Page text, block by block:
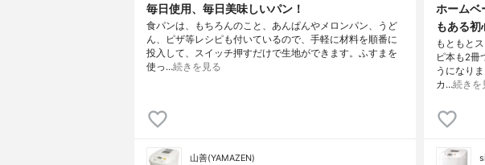
毎日使用、毎日美味しいパン！
食パンは、もちろんのこと、あんぱんやメロンパン、うど
ん、ピザ等レシピも付いているので、手軽に材料を順番に
投入して、スイッチ押すだけで生地ができます。ふすまを
使っ…続きを見る
山善(YAMAZEN)
ホームベ
もある初
もともと
ピ本も2冊
うになり
カ…続きを